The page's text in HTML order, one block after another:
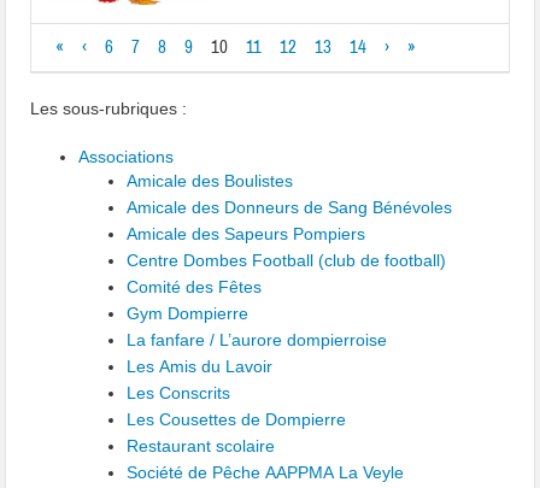
« ‹ 6 7 8 9 10 11 12 13 14 › »
Les sous-rubriques :
Associations
Amicale des Boulistes
Amicale des Donneurs de Sang Bénévoles
Amicale des Sapeurs Pompiers
Centre Dombes Football (club de football)
Comité des Fêtes
Gym Dompierre
La fanfare / L’aurore dompierroise
Les Amis du Lavoir
Les Conscrits
Les Cousettes de Dompierre
Restaurant scolaire
Société de Pêche AAPPMA La Veyle